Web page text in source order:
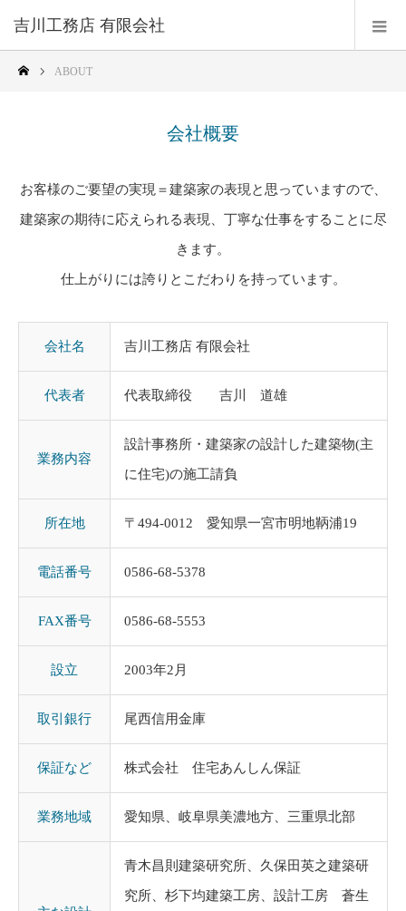
吉川工務店 有限会社
ABOUT
会社概要
お客様のご要望の実現＝建築家の表現と思っていますので、
建築家の期待に応えられる表現、丁寧な仕事をすることに尽
きます。
仕上がりには誇りとこだわりを持っています。
会社名 吉川工務店 有限会社
代表者 代表取締役 吉川 道雄
業務内容
設計事務所・建築家の設計した建築物(主
に住宅)の施工請負
所在地 〒494-0012 愛知県一宮市明地鞆浦19
電話番号 0586-68-5378
FAX番号 0586-68-5553
設立 2003年2月
取引銀行 尾西信用金庫
保証など 株式会社 住宅あんしん保証
業務地域 愛知県、岐阜県美濃地方、三重県北部
青木昌則建築研究所、久保田英之建築研
究所、杉下均建築工房、設計工房 蒼生